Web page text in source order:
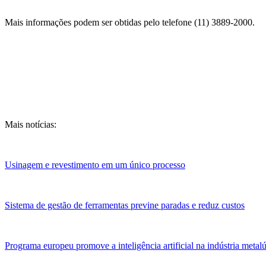
Mais informações podem ser obtidas pelo telefone (11) 3889-2000.
Mais notícias:
Usinagem e revestimento em um único processo
Sistema de gestão de ferramentas previne paradas e reduz custos
Programa europeu promove a inteligência artificial na indústria